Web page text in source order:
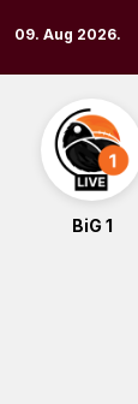
to
content
09. Aug 2026.
BiG 1